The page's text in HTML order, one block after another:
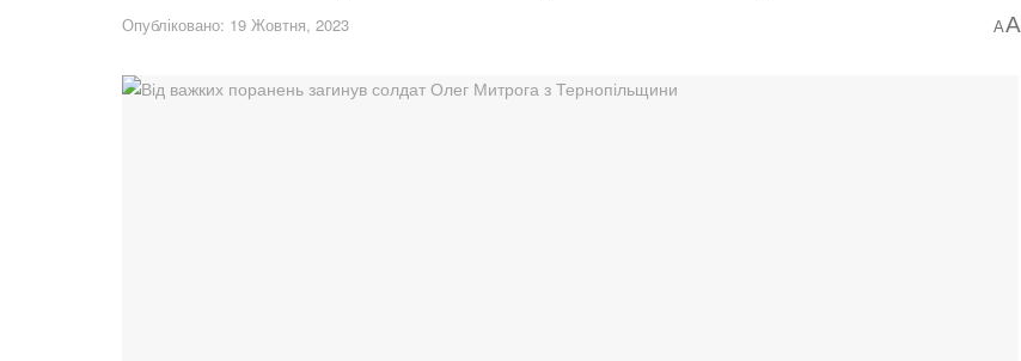
Опубліковано: 19 Жовтня, 2023 AA